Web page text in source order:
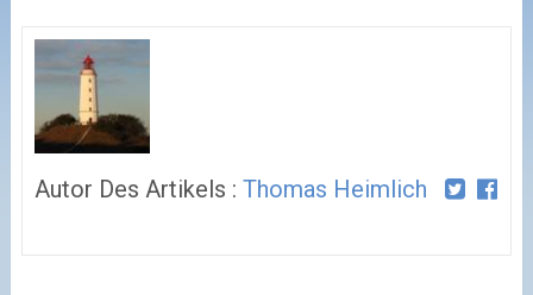
Autor Des Artikels : Thomas Heimlich